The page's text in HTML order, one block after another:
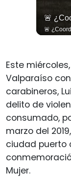
Este
Valparaíso
carabineros,
delito de
consumado,
marzo del
ciudad puerto
Mujer.